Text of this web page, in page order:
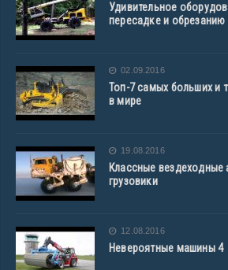
Удивительное
пересадке и обрезанию
02.09.2016
Топ-7 самых больших и
в мире
19.08.2016
Классные вездеходные
грузовики
12.08.2016
Невероятные машины 4